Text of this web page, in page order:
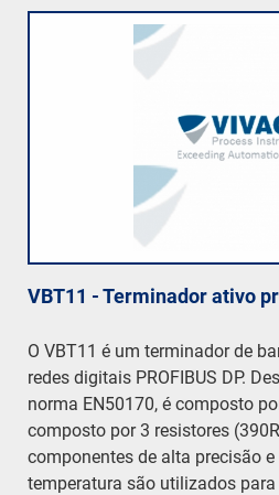
VBT11 - Terminador ativo
O VBT11 é um terminador de
redes digitais PROFIBUS DP.
norma EN50170, é composto
composto por 3 resistores
componentes de alta precisão
temperatura são utilizados